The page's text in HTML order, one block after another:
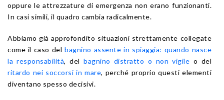
oppure le attrezzature di emergenza non erano funzionanti.
In casi simili, il quadro cambia radicalmente.
Abbiamo già approfondito situazioni strettamente collegate
come il caso delbagnino assente in spiaggia: quando nasce
la responsabilità, delbagnino distratto o non vigile o del
ritardo nei soccorsi in mare, perché proprio questi elementi
diventano spesso decisivi.